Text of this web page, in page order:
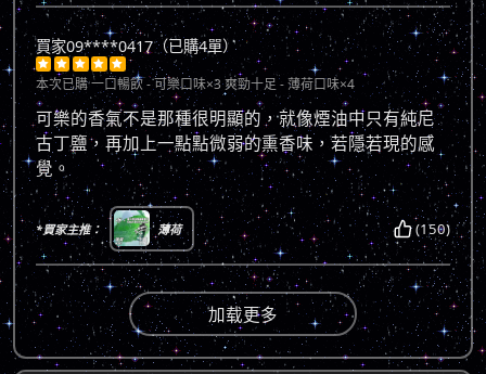
買家09****0417（已購4單）
    
本次已購一口暢飲 - 可樂口味×3 爽勁十足 - 薄荷口味×4
可樂的香氣不是那種很明顯的，就像煙油中只有純尼
古丁鹽，再加上一點點微弱的熏香味，若隱若現的感
覺。
*買家主推： 薄荷 (150)
加载更多